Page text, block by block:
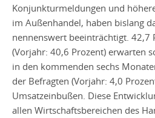
Konjunkturmeldungen und
im Außenhandel, haben bislang
nennenswert beeinträchtigt. 42,7
(Vorjahr: 40,6 Prozent) erwarten
in den kommenden sechs
der Befragten (Vorjahr: 4,0
Umsatzeinbußen. Diese
allen Wirtschaftsbereichen des